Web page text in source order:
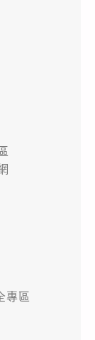
專區